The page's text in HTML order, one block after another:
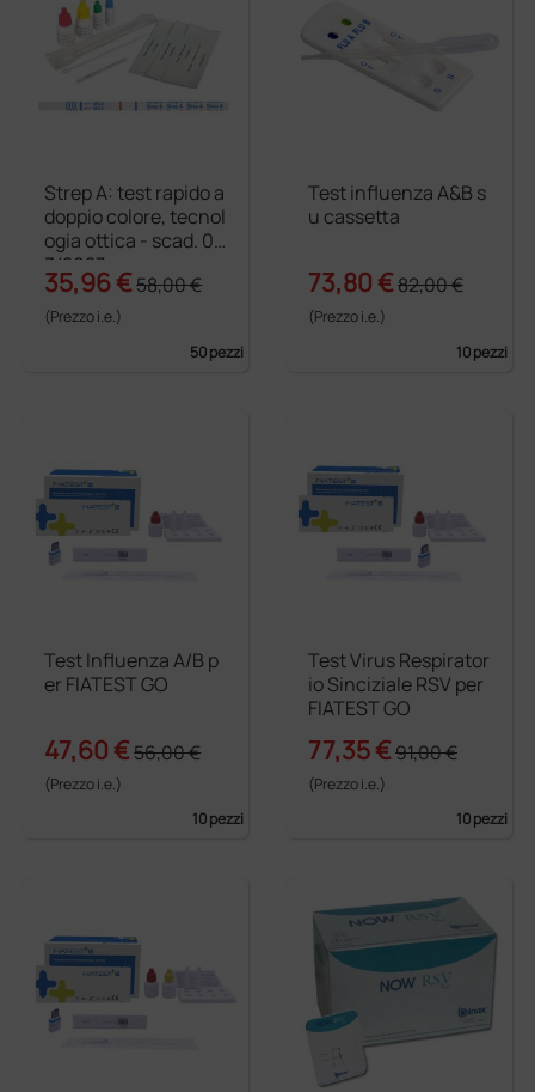
Strep A: test rapido a
doppio colore, tecnol
ogia ottica - scad. 0
3/2027
35,96 €58,00 €
(Prezzo i.e.)
50 pezzi
Test influenza A&B s
u cassetta
73,80 €82,00 €
(Prezzo i.e.)
10 pezzi
Test Influenza A/B p
er FIATEST GO
47,60 €56,00 €
(Prezzo i.e.)
10 pezzi
Test Virus Respirator
io Sinciziale RSV per
FIATEST GO
77,35 €91,00 €
(Prezzo i.e.)
10 pezzi